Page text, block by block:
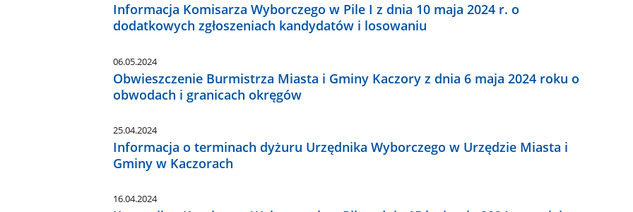
Informacja Komisarza Wyborczego w Pile I z dnia 10 maja 2024 r. o
dodatkowych zgłoszeniach kandydatów i losowaniu
06.05.2024
Obwieszczenie Burmistrza Miasta i Gminy Kaczory z dnia 6 maja 2024 roku o
obwodach i granicach okręgów
25.04.2024
Informacja o terminach dyżuru Urzędnika Wyborczego w Urzędzie Miasta i
Gminy w Kaczorach
16.04.2024